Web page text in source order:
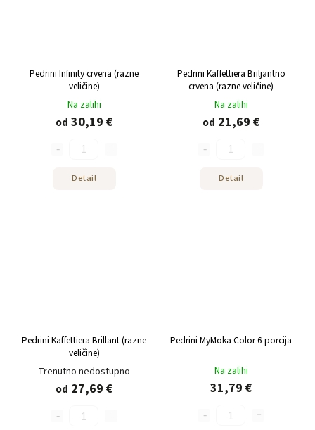
Pedrini Infinity crvena (razne
veličine)
Na zalihi
od 30,19 €
Detail
Pedrini Kaffettiera Briljantno
crvena (razne veličine)
Na zalihi
od 21,69 €
Detail
Pedrini Kaffettiera Brillant (razne
veličine)
Trenutno nedostupno
od 27,69 €
Pedrini MyMoka Color 6 porcija
Na zalihi
31,79 €